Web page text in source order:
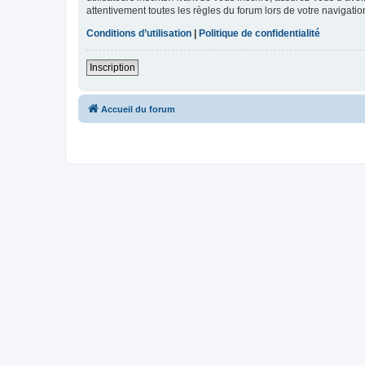
attentivement toutes les règles du forum lors de votre
Conditions d’utilisation | Politique de confidentialité
Inscription
Accueil du forum